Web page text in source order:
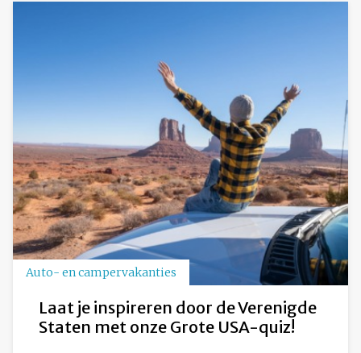
Auto- en campervakanties
Laat je inspireren door de Verenigde
Staten met onze Grote USA-quiz!